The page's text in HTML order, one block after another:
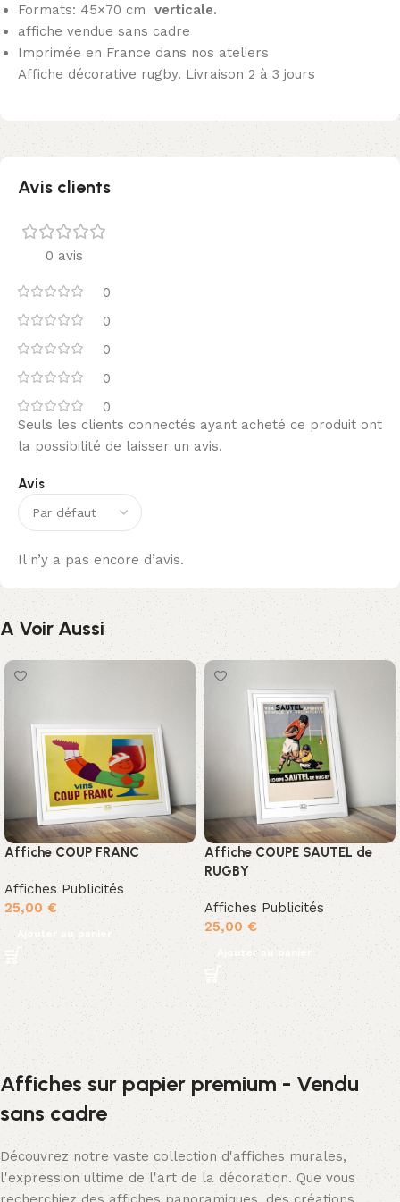
Formats: 45×70 cm
verticale.
affiche vendue sans cadre
Imprimée en France dans nos ateliers
Affiche décorative rugby. Livraison 2 à 3 jours
Avis clients
0 avis
0
0
0
0
0
Avis
Il n’y a pas encore d’avis.
Seuls les clients connectés ayant acheté ce produit ont
la possibilité de laisser un avis.
A Voir Aussi
Affiche COUP FRANC
Affiches Publicités
25,00 €
Ajouter au panier
Affiche COUPE SAUTEL de
RUGBY
Affiches Publicités
25,00 €
Ajouter au panier
Affiches sur papier premium - Vendu
sans cadre
Découvrez notre vaste collection d'affiches murales,
l'expression ultime de l'art de la décoration. Que vous